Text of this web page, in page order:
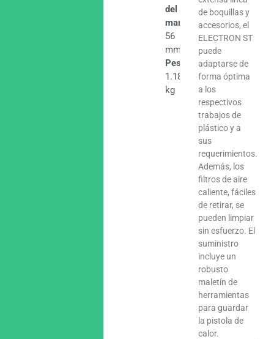
del
mango
56
mm
Peso
1.18
kg
de boquillas y
accesorios, el
ELECTRON ST
puede
adaptarse de
forma óptima
a los
respectivos
trabajos de
plástico y a
sus
requerimientos.
Además, los
filtros de aire
caliente, fáciles
de retirar, se
pueden limpiar
sin esfuerzo. El
suministro
incluye un
robusto
maletín de
herramientas
para guardar
la pistola de
calor.